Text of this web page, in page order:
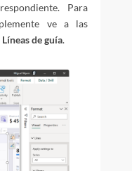
Para
ve a las
Líneas de guía.